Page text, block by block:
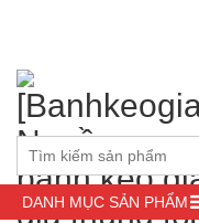
DANH MỤC SẢN PHẨM